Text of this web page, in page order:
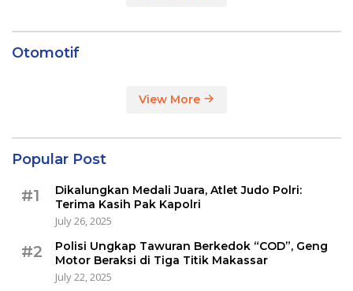
Otomotif
View More
Popular Post
#1
Dikalungkan Medali Juara, Atlet Judo Polri:
Terima Kasih Pak Kapolri
July 26, 2025
#2
Polisi Ungkap Tawuran Berkedok “COD”, Geng
Motor Beraksi di Tiga Titik Makassar
July 22, 2025